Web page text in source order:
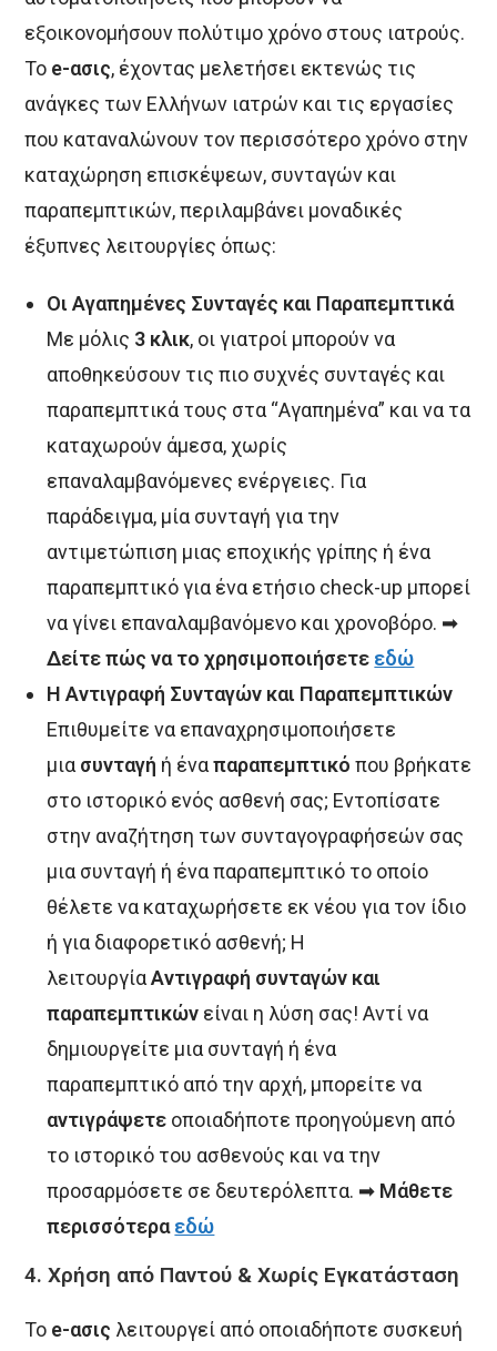
εξοικονομήσουν πολύτιμο χρόνο στους ιατρούς.
Το e-ασις, έχοντας μελετήσει εκτενώς τις
ανάγκες των Ελλήνων ιατρών και τις εργασίες
που καταναλώνουν τον περισσότερο χρόνο στην
καταχώρηση επισκέψεων, συνταγών και
παραπεμπτικών, περιλαμβάνει μοναδικές
έξυπνες λειτουργίες όπως:
Οι Αγαπημένες Συνταγές και Παραπεμπτικά
Με μόλις 3 κλικ, οι γιατροί μπορούν να
αποθηκεύσουν τις πιο συχνές συνταγές και
παραπεμπτικά τους στα “Αγαπημένα” και να τα
καταχωρούν άμεσα, χωρίς
επαναλαμβανόμενες ενέργειες. Για
παράδειγμα, μία συνταγή για την
αντιμετώπιση μιας εποχικής γρίπης ή ένα
παραπεμπτικό για ένα ετήσιο check-up μπορεί
να γίνει επαναλαμβανόμενο και χρονοβόρο. ➡
Δείτε πώς να το χρησιμοποιήσετε εδώ
H Αντιγραφή Συνταγών και Παραπεμπτικών
Επιθυμείτε να επαναχρησιμοποιήσετε
μια συνταγή ή έναπαραπεμπτικό που βρήκατε
στο ιστορικό ενός ασθενή σας; Εντοπίσατε
στην αναζήτηση των συνταγογραφήσεών σας
μια συνταγή ή ένα παραπεμπτικό το οποίο
θέλετε να καταχωρήσετε εκ νέου για τον ίδιο
ή για διαφορετικό ασθενή; Η
λειτουργίαΑντιγραφή συνταγών και
παραπεμπτικών είναι η λύση σας! Αντί να
δημιουργείτε μια συνταγή ή ένα
παραπεμπτικό από την αρχή, μπορείτε να
αντιγράψετε οποιαδήποτε προηγούμενη από
το ιστορικό του ασθενούς και να την
προσαρμόσετε σε δευτερόλεπτα. ➡ Μάθετε
περισσότεραεδώ
4.Χρήση από Παντού & Χωρίς Εγκατάσταση
Το e-ασις λειτουργεί από οποιαδήποτε συσκευή